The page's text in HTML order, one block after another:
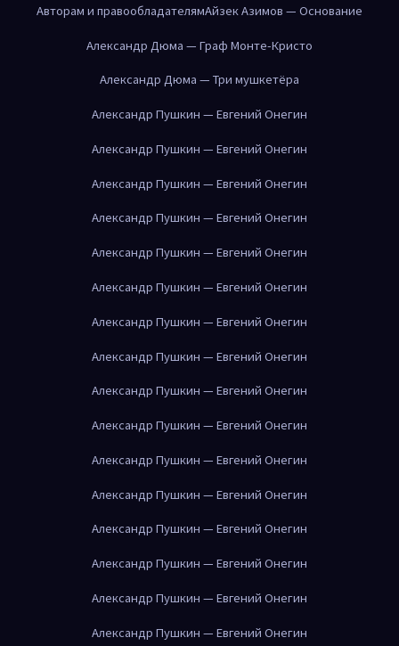
Авторам и правообладателямАйзек Азимов — Основание
Александр Дюма — Граф Монте-Кристо
Александр Дюма — Три мушкетёра
Александр Пушкин — Евгений Онегин
Александр Пушкин — Евгений Онегин
Александр Пушкин — Евгений Онегин
Александр Пушкин — Евгений Онегин
Александр Пушкин — Евгений Онегин
Александр Пушкин — Евгений Онегин
Александр Пушкин — Евгений Онегин
Александр Пушкин — Евгений Онегин
Александр Пушкин — Евгений Онегин
Александр Пушкин — Евгений Онегин
Александр Пушкин — Евгений Онегин
Александр Пушкин — Евгений Онегин
Александр Пушкин — Евгений Онегин
Александр Пушкин — Евгений Онегин
Александр Пушкин — Евгений Онегин
Александр Пушкин — Евгений Онегин